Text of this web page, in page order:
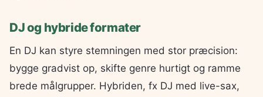
DJ og hybride formater
En DJ kan styre stemningen med stor præcision:
bygge gradvist op, skifte genre hurtigt og ramme
brede målgrupper. Hybriden, fx DJ med live-sax,